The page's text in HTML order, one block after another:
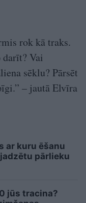
rok kā traks.
darīt? Vai
sēklu? Pārsēt
– jautā Elvīra
ar kuru ēšanu
pārlieku
jūs tracina?